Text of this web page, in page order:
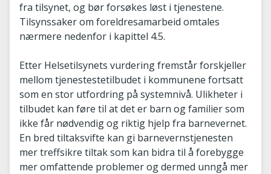
fra tilsynet, og bør forsøkes løst i tjenestene.
Tilsynssaker om foreldresamarbeid omtales
nærmere nedenfor i kapittel 4.5.
Etter Helsetilsynets vurdering fremstår forskjeller
mellom tjenestestetilbudet i kommunene fortsatt
som en stor utfordring på systemnivå. Ulikheter i
tilbudet kan føre til at det er barn og familier som
ikke får nødvendig og riktig hjelp fra barnevernet.
En bred tiltaksvifte kan gi barnevernstjenesten
mer treffsikre tiltak som kan bidra til å forebygge
mer omfattende problemer og dermed unngå mer